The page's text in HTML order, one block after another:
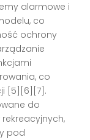
alarmowe i
co
ochrony
co
[5][6][7].
do
pod